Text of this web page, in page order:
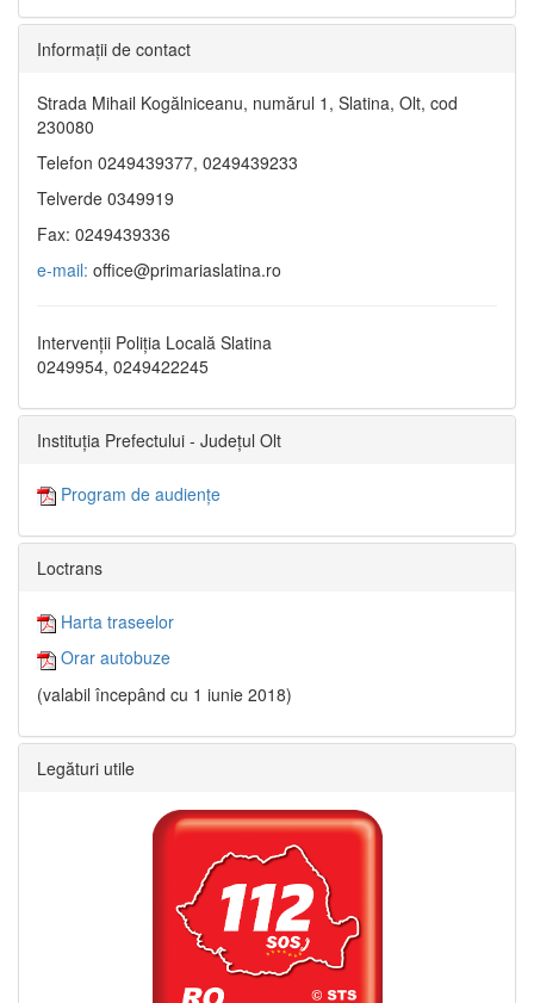
Informaţii de contact
Strada Mihail Kogălniceanu, numărul 1, Slatina, Olt, cod
230080
Telefon 0249439377, 0249439233
Telverde 0349919
Fax: 0249439336
e-mail: office@primariaslatina.ro
Intervenții Poliția Locală Slatina
0249954, 0249422245
Instituția Prefectului - Județul Olt
Program de audiențe
Loctrans
Harta traseelor
Orar autobuze
(valabil începând cu 1 iunie 2018)
Legături utile